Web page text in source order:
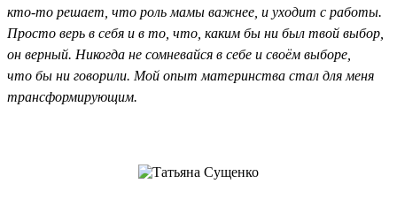
кто-то решает, что роль мамы важнее, и уходит с работы.
Просто верь в себя и в то, что, каким бы ни был твой выбор,
он верный. Никогда не сомневайся в себе и своём выборе,
что бы ни говорили. Мой опыт материнства стал для меня
трансформирующим.